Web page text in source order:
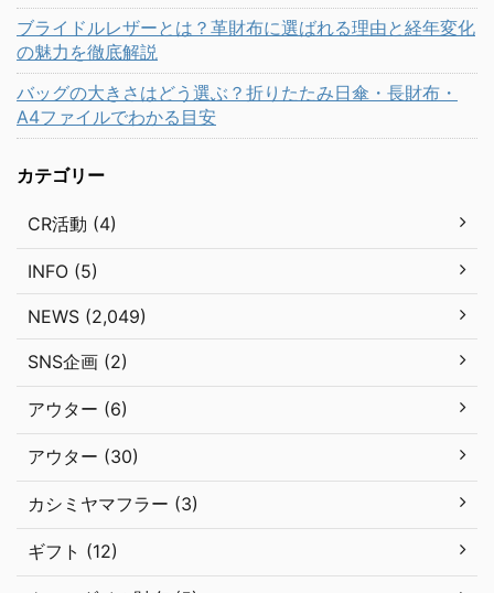
ブライドルレザーとは？革財布に選ばれる理由と経年変化
の魅力を徹底解説
バッグの大きさはどう選ぶ？折りたたみ日傘・長財布・
A4ファイルでわかる目安
カテゴリー
CR活動 (4)
INFO (5)
NEWS (2,049)
SNS企画 (2)
アウター (6)
アウター (30)
カシミヤマフラー (3)
ギフト (12)